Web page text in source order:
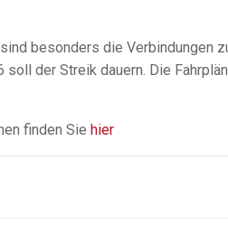
besonders die Verbindungen
soll der Streik dauern. Die
finden Sie hier